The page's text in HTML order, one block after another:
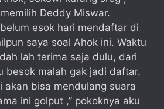
Deddy Miswar.
esok hari mendaftar di
saya soal Ahok ini. Waktu
lah terima saja dulu, dari
besok malah gak jadi daftar.
akan bisa mendulang suara
ini golput ,” pokoknya aku